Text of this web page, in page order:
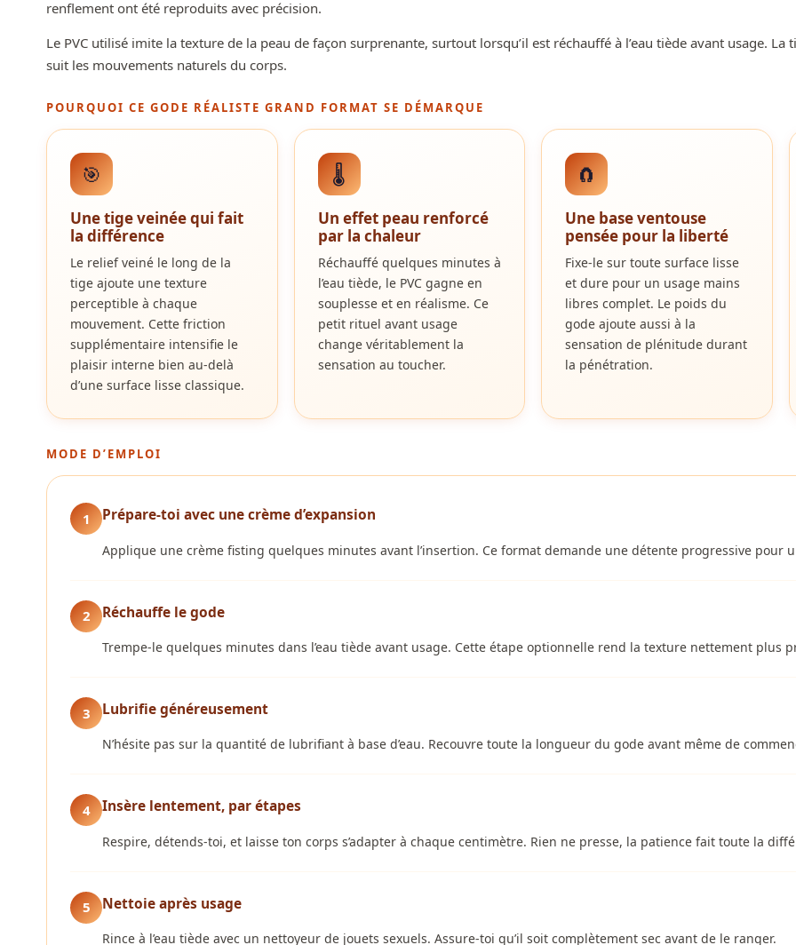
renflement ont été reproduits avec précision.
Le PVC utilisé imite la texture de la peau de façon surprenante, surtout lorsqu’il est réchauffé à l’eau tiède avant usage.
suit les mouvements naturels du corps.
POURQUOI CE GODE RÉALISTE GRAND FORMAT SE DÉMARQUE
🎯
Une tige veinée qui fait
la différence
Le relief veiné le long de la
tige ajoute une texture
perceptible à chaque
mouvement. Cette friction
supplémentaire intensifie le
plaisir interne bien au-delà
d’une surface lisse classique.
🌡️
Un effet peau renforcé
par la chaleur
Réchauffé quelques minutes à
l’eau tiède, le PVC gagne en
souplesse et en réalisme. Ce
petit rituel avant usage
change véritablement la
sensation au toucher.
🧲
Une base ventouse
pensée pour la liberté
Fixe-le sur toute surface lisse
et dure pour un usage mains
libres complet. Le poids du
gode ajoute aussi à la
sensation de plénitude durant
la pénétration.
MODE D’EMPLOI
1 Prépare-toi avec une crème d’expansion
Applique une crème fisting quelques minutes avant l’insertion. Ce format demande une détente progressive pour
2 Réchauffe le gode
Trempe-le quelques minutes dans l’eau tiède avant usage. Cette étape optionnelle rend la texture nettement plus
3 Lubrifie généreusement
N’hésite pas sur la quantité de lubrifiant à base d’eau. Recouvre toute la longueur du gode avant même de
4 Insère lentement, par étapes
Respire, détends-toi, et laisse ton corps s’adapter à chaque centimètre. Rien ne presse, la patience fait toute la
5 Nettoie après usage
Rince à l’eau tiède avec un nettoyeur de jouets sexuels. Assure-toi qu’il soit complètement sec avant de le ranger.